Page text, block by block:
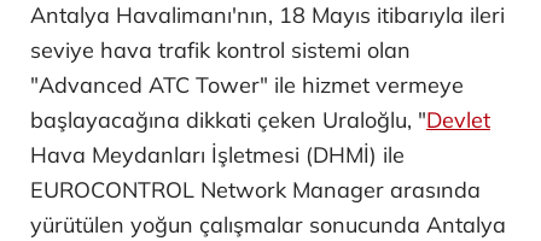
Antalya Havalimanı'nın, 18 Mayıs itibarıyla ileri
seviye hava trafik kontrol sistemi olan
"Advanced ATC Tower" ile hizmet vermeye
başlayacağına dikkati çeken Uraloğlu, "Devlet
Hava Meydanları İşletmesi (DHMİ) ile
EUROCONTROL Network Manager arasında
yürütülen yoğun çalışmalar sonucunda Antalya